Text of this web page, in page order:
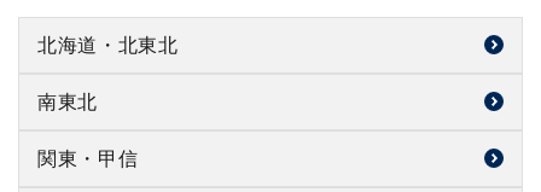
北海道・北東北
森ノ醸造所（北海道）
豊盃 三浦酒造（青森県）
南東北
乾坤一 大沼酒造店（宮城県）
関東・甲信